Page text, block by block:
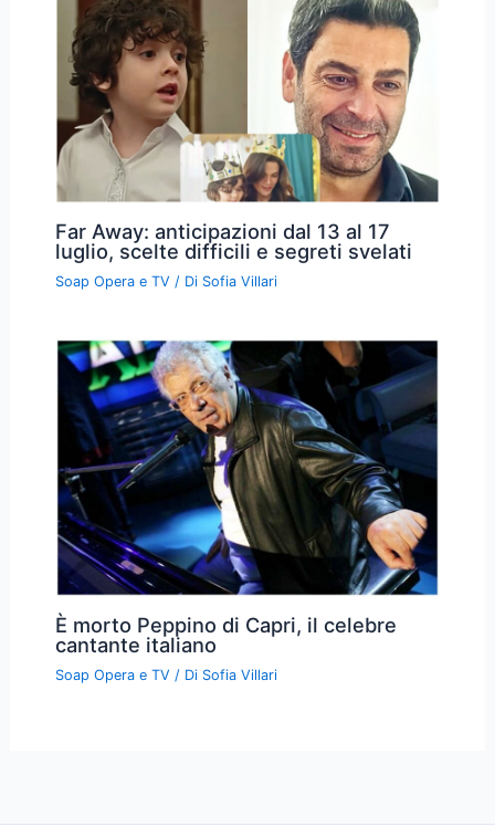
Far Away: anticipazioni dal 13 al 17
luglio, scelte difficili e segreti svelati
Soap Opera e TV / Di Sofia Villari
È morto Peppino di Capri, il celebre
cantante italiano
Soap Opera e TV / Di Sofia Villari